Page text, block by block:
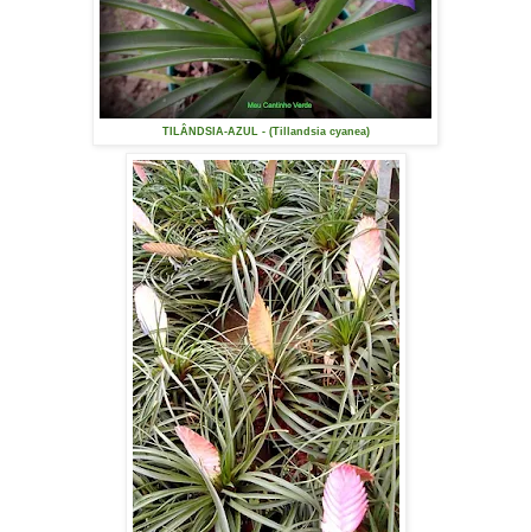
TILÂNDSIA-AZUL - (Tillandsia cyanea)